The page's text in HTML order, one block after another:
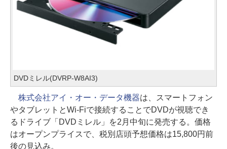
DVDミレル(DVRP-W8AI3)
株式会社アイ・オー・データ機器は、スマートフォン
やタブレットとWi-Fiで接続することでDVDが視聴でき
るドライブ「DVDミレル」を2月中旬に発売する。価格
はオープンプライスで、税別店頭予想価格は15,800円前
後の見込み。